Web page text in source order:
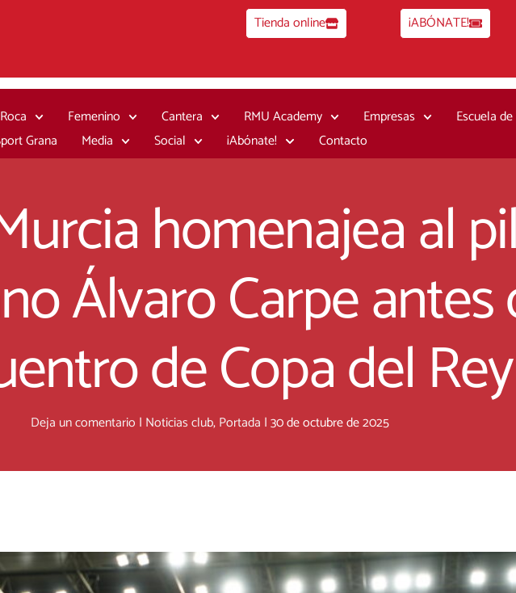
Tienda online ¡ABÓNATE!
Femenino Cantera RMU Academy Empresas
Escuela
Grana
Media Social ¡Abónate! Contacto
homenajea al
Álvaro Carpe antes
de Copa del Rey
Deja un comentario | Noticias club,Portada |30 de octubre de 2025